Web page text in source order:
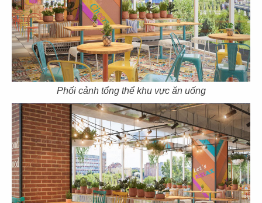
Phối cảnh tổng thể khu vực ăn uống
35
EL GAUCHO
CN Thiso Mall
36
EL GAUCHO
CN Hội An
37 38